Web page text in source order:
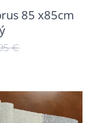
85 x85cm
€